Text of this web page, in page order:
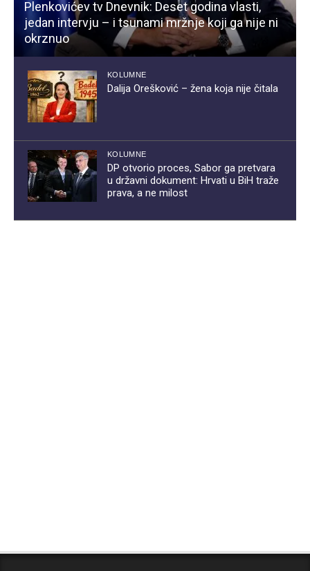
Plenkovićev tv Dnevnik: Deset godina vlasti,
jedan intervju – i tsunami mržnje koji ga nije ni
okrznuo
KOLUMNE
Dalija Orešković – žena koja nije čitala
KOLUMNE
DP otvorio proces, Sabor ga pretvara
u državni dokument: Hrvati u BiH traže
prava, a ne milost